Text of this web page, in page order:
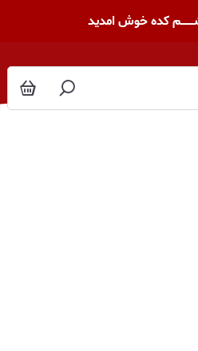
کده خوش امدید